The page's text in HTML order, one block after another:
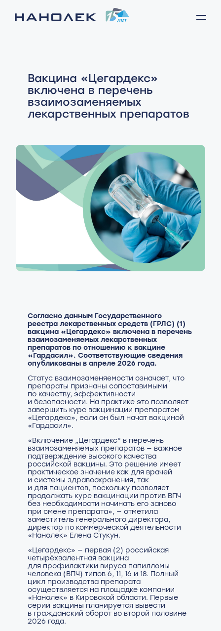
Вакцина «Цегардекс»
включена в перечень
взаимозаменяемых
лекарственных препаратов
Согласно данным Государственного
реестра лекарственных средств (ГРЛС) (1)
вакцина «Цегардекс» включена в перечень
взаимозаменяемых лекарственных
препаратов по отношению к вакцине
«Гардасил». Соответствующие сведения
опубликованы в апреле 2026 года.
Статус взаимозаменяемости означает, что
препараты признаны сопоставимыми
по качеству, эффективности
и безопасности. На практике это позволяет
завершить курс вакцинации препаратом
«Цегардекс», если он был начат вакциной
«Гардасил».
«Включение „Цегардекс“ в перечень
взаимозаменяемых препаратов — важное
подтверждение высокого качества
российской вакцины. Это решение имеет
практическое значение как для врачей
и системы здравоохранения, так
и для пациентов, поскольку позволяет
продолжать курс вакцинации против ВПЧ
без необходимости начинать его заново
при смене препарата», — отметила
заместитель генерального директора,
директор по коммерческой деятельности
«Нанолек» Елена Стукун.
«Цегардекс» — первая (2) российская
четырёхвалентная вакцина
для профилактики вируса папилломы
человека (ВПЧ) типов 6, 11, 16 и 18. Полный
цикл производства препарата
осуществляется на площадке компании
«Нанолек» в Кировской области. Первые
серии вакцины планируется вывести
в гражданский оборот во второй половине
2026 года.